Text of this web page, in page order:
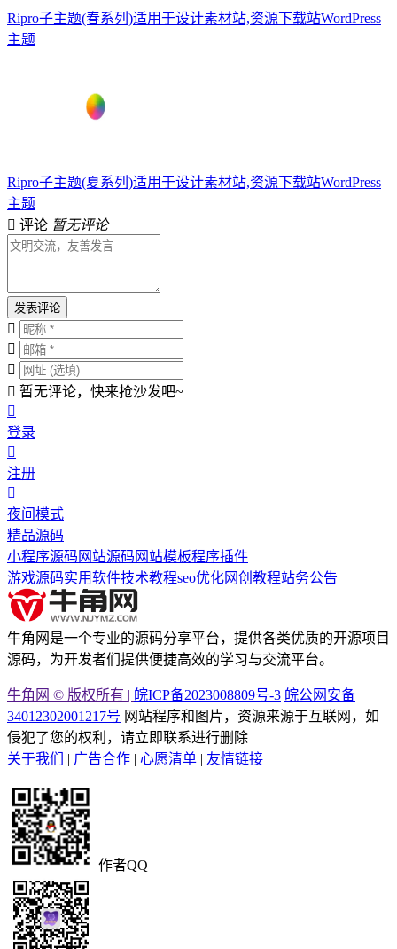
Ripro子主题(春系列)适用于设计素材站,资源下载站WordPress
主题
Ripro子主题(夏系列)适用于设计素材站,资源下载站WordPress
主题
评论 暂无评论
发表评论
暂无评论，快来抢沙发吧~
登录
注册
夜间模式
精品源码
小程序源码 网站源码 网站模板程序插件
游戏源码实用软件技术教程seo优化网创教程站务公告
牛角网是一个专业的源码分享平台，提供各类优质的开源项目
源码，为开发者们提供便捷高效的学习与交流平台。
牛角网 © 版权所有 | 皖ICP备2023008809号-3 皖公网安备
34012302001217号 网站程序和图片，资源来源于互联网，如
侵犯了您的权利，请立即联系进行删除
关于我们
| 广告合作 | 心愿清单 | 友情链接
作者QQ